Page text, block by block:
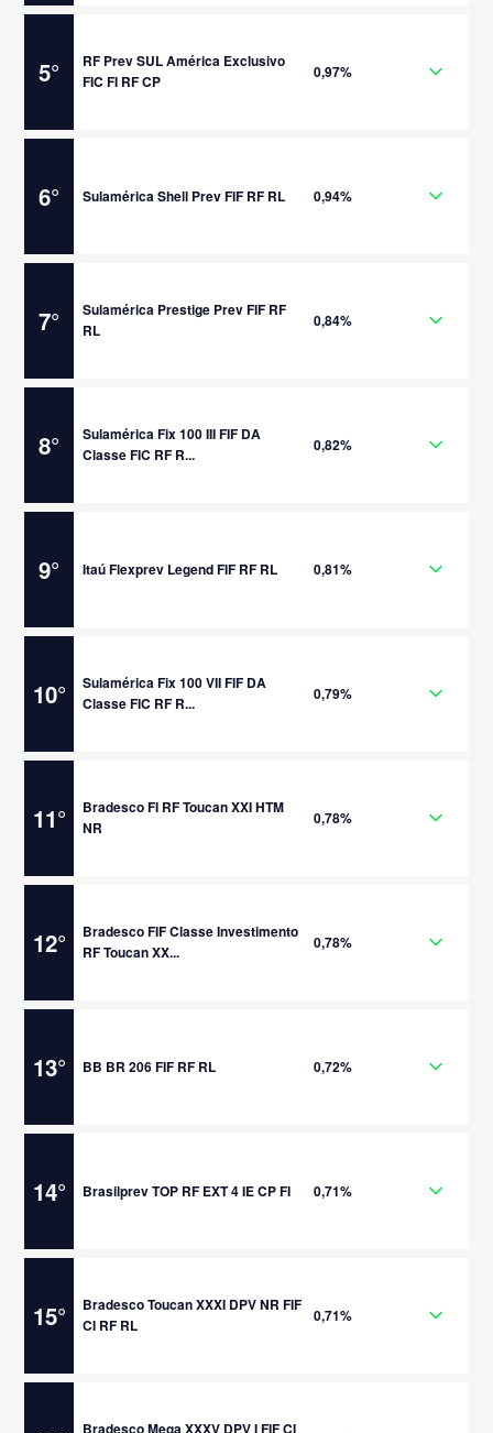
5°
RF Prev SUL América Exclusivo
FIC FI RF CP
0,97%
6° Sulamérica Shell Prev FIF RF RL 0,94%
7°
Sulamérica Prestige Prev FIF RF
RL
0,84%
8°
Sulamérica Fix 100 III FIF DA
Classe FIC RF R...
0,82%
9° Itaú Flexprev Legend FIF RF RL 0,81%
10°
Sulamérica Fix 100 VII FIF DA
Classe FIC RF R...
0,79%
11°
Bradesco FI RF Toucan XXI HTM
NR
0,78%
12°
Bradesco FIF Classe Investimento
RF Toucan XX...
0,78%
13° BB BR 206 FIF RF RL 0,72%
14° Brasilprev TOP RF EXT 4 IE CP FI 0,71%
15°
Bradesco Toucan XXXI DPV NR FIF
CI RF RL
0,71%
Bradesco Mega XXXV DPV I FIF CI